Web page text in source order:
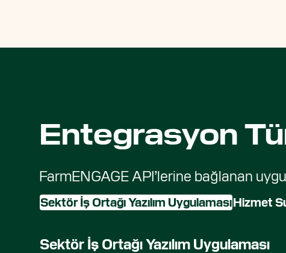
Entegrasyon
FarmENGAGE API’lerine bağlanan
Sektör İş Ortağı Yazılım UygulamasıHizmet
Sektör İş Ortağı Yazılım Uygulaması